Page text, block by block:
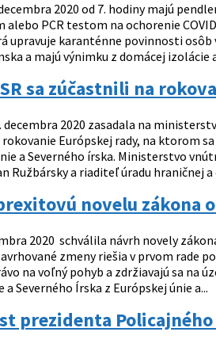
2020 od 7. hodiny majú
PCR testom na ochorenie
upravuje karanténne povinnosti
a majú výnimku z domácej
sa zúčastnili na
decembra 2020 zasadala na
Európskej rady, na ktorom
a Severného írska. Ministerstvo
Ružbársky a riaditeľ úradu hraničnej a
novelu zákona
2020 schválila návrh novely
zmeny riešia v prvom rade
na voľný pohyb a zdržiavajú sa na
Severného Írska z Európskej únie a...
prezidenta